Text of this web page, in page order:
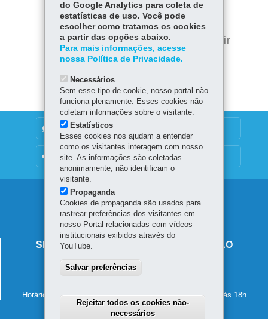
Facebook
Twitter
WhatsApp
Voltar Início
Imprimir
Baixar
DENUNCIE CORRUPÇÃO
OUVIDORIA
Navegação
principal
SECRETARIA DE ESTADO DA EDUCAÇÃO
Av. Presidente Kennedy, 2511 - Guaíra
80610-011 -Curitiba
Horário de atendimento: de segunda a sexta-feira, das 8h às 18h
do Google Analytics para coleta de
estatísticas de uso. Você pode
escolher como tratamos os cookies
a partir das opções abaixo.
Para mais informações, acesse
nossa Política de Privacidade.
Necessários
Sem esse tipo de cookie, nosso portal não
funciona plenamente. Esses cookies não
coletam informações sobre o visitante.
Estatísticos
Esses cookies nos ajudam a entender
como os visitantes interagem com nosso
site. As informações são coletadas
anonimamente, não identificam o
visitante.
Propaganda
Cookies de propaganda são usados para
rastrear preferências dos visitantes em
nosso Portal relacionadas com vídeos
institucionais exibidos através do
YouTube.
Salvar preferências
Rejeitar todos os cookies não-
necessários